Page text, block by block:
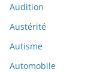
Audition
Austérité
Autisme
Automobile